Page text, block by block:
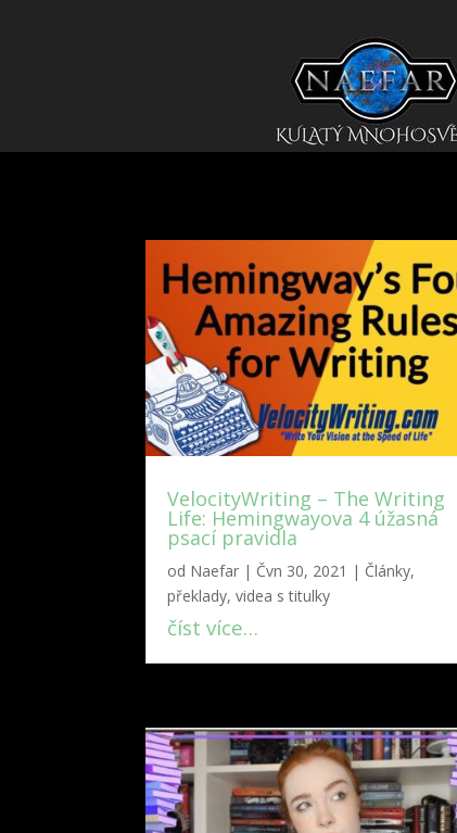
VelocityWriting – The Writing
Life: Hemingwayova 4 úžasná
psací pravidla
od Naefar | Čvn 30, 2021 | Články,
překlady, videa s titulky
číst více…